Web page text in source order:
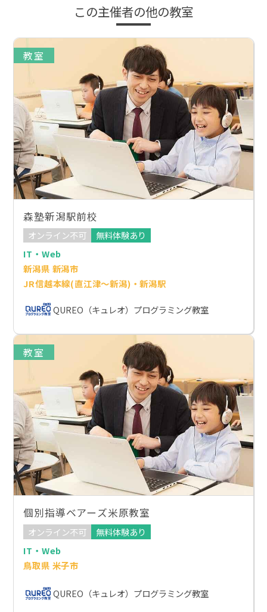
この主催者の他の教室
教室
森塾新潟駅前校
オンライン不可
無料体験あり
IT・Web
新潟県 新潟市
JR信越本線(直江津～新潟)・新潟駅
QUREO（キュレオ）プログラミング教室
教室
個別指導ベアーズ米原教室
オンライン不可
無料体験あり
IT・Web
鳥取県 米子市
QUREO（キュレオ）プログラミング教室